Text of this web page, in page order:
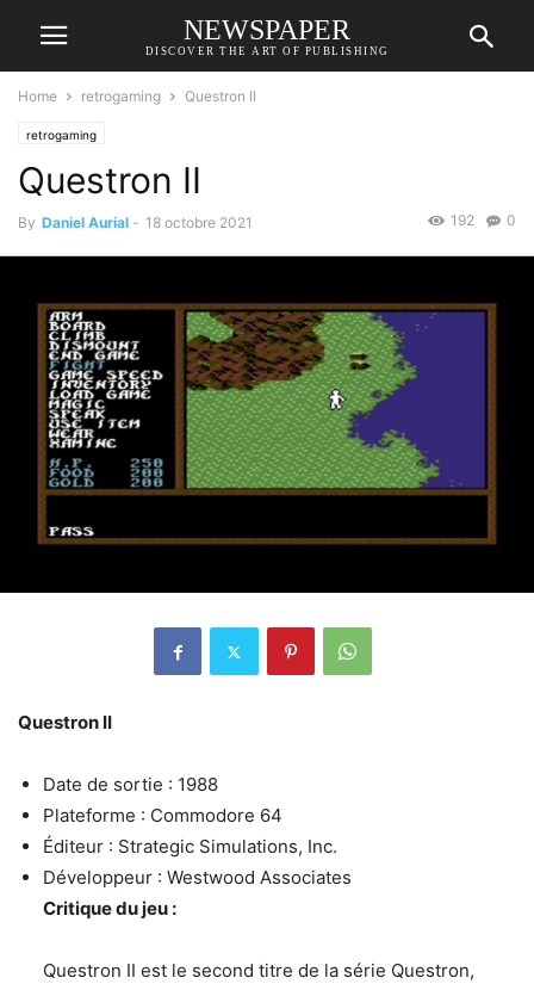
NEWSPAPER
DISCOVER THE ART OF PUBLISHING
Home retrogaming Questron II
retrogaming
Questron II
By Daniel Aurial - 18 octobre 2021 0
192
Questron II
Date de sortie : 1988
Plateforme : Commodore 64
Éditeur : Strategic Simulations, Inc.
Développeur : Westwood Associates
Critique du jeu :
Questron II est le second titre de la série Questron,